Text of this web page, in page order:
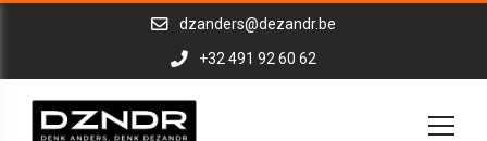
dzanders@dezandr.be
+32 491 92 60 62